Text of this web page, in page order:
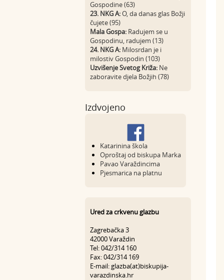
Gospodine (63)
23. NKG A:O, da danas glas Božji
čujete (95)
Mala Gospa: Radujem se u
Gospodinu, radujem (13)
24. NKG A: Milosrdan je i
milostiv Gospodin (103)
Uzvišenje Svetog Križa: Ne
zaboravite djela Božjih (78)
Izdvojeno
Katarinina škola
Oproštaj od biskupa Marka
Pavao Varaždincima
Pjesmarica na platnu
Ured za crkvenu glazbu
Zagrebačka 3
42000 Varaždin
Tel: 042/314 160
Fax: 042/314 169
E-mail: glazba(at)biskupija-
varazdinska.hr